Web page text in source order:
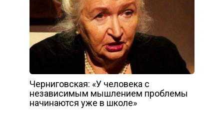
Черниговская: «У человека с
независимым мышлением проблемы
начинаются уже в школе»